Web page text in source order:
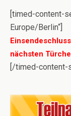
[timed-content-
Europe/Berlin“]
nächsten
[/timed-content-